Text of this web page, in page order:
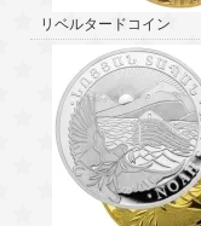
リベルタードコイン